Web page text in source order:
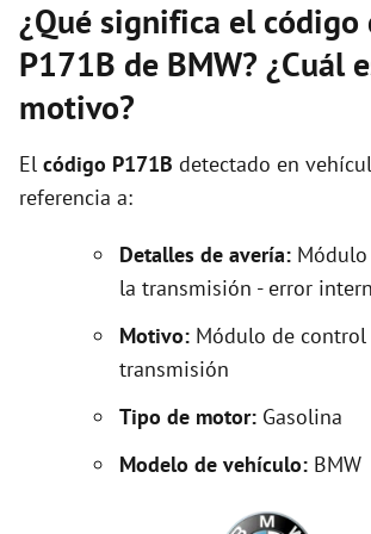
¿Qué significa el código
P171B de BMW? ¿Cuál
motivo?
El código P171B detectado en
referencia a:
Detalles de avería:
la transmisión - error
Motivo: Módulo de control
transmisión
Tipo de motor: Gasolina
Modelo de vehículo: BMW